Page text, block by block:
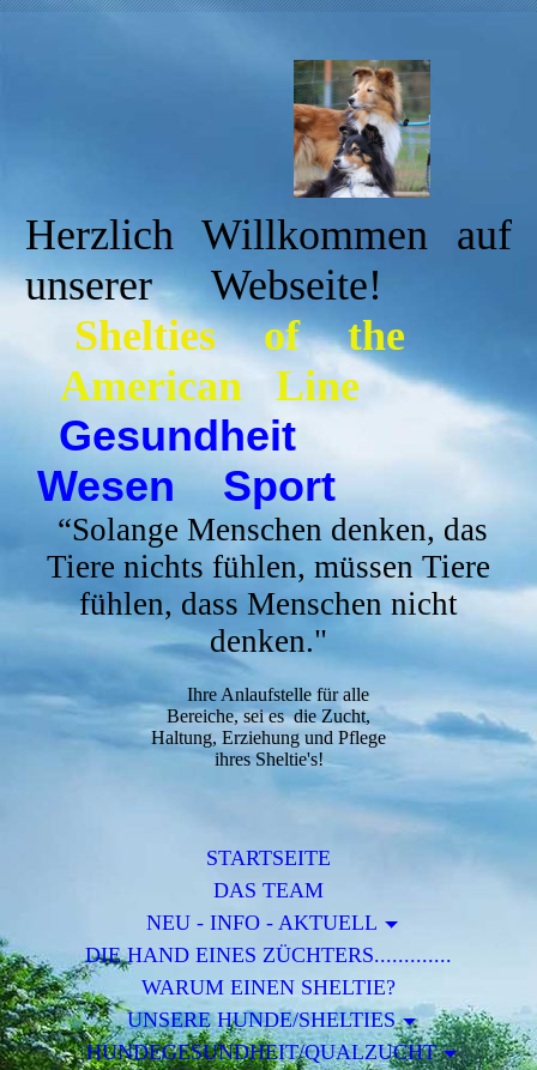
Herzlich Willkommen auf
unserer Webseite!
Sheltiesof the
American Line
Gesundheit
Wesen Sport
“Solange Menschen denken, das
Tiere nichts fühlen, müssen Tiere
fühlen, dass Menschen nicht
denken."
Ihre Anlaufstelle für alle
Bereiche, sei es die Zucht,
Haltung, Erziehung und Pflege
ihres Sheltie's!
STARTSEITE
DAS TEAM
NEU - INFO - AKTUELL
DIE HAND EINES ZÜCHTERS.............
WARUM EINEN SHELTIE?
UNSERE HUNDE/SHELTIES
HUNDEGESUNDHEIT/QUALZUCHT